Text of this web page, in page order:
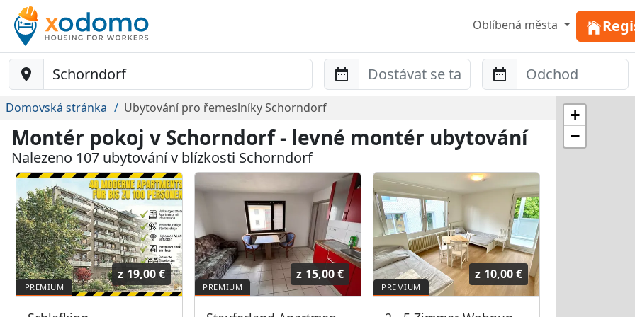
Oblíbená města
Baustelle-Location Anreise Abreise
Domovská stránka Ubytování pro řemeslníky Schorndorf
Montér pokoj v Schorndorf - levné montér ubytování
Nalezeno 107 ubytování v blízkosti Schorndorf
z 19,00 € z 15,00 € z 10,00 €
+
−